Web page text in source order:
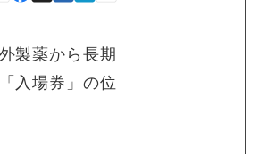
製薬から長期
入場券」の位